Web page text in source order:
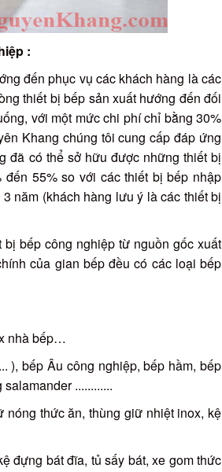
:
đến phục vụ các khách hàng là các
thiết bị bếp sản xuất hướng đến đối
với một mức chi phí chỉ bằng 30%
Khang chúng tôi cung cấp đáp ứng
đã có thể sở hữu được những thiết bị
55% so với các thiết bị bếp nhập
năm (khách hàng lưu ý là các thiết bị
bếp công nghiệp từ nguồn gốc xuất
của gian bếp đều có các loại bếp
nhà bếp…
), bếp Âu công nghiệp, bếp hầm, bếp
............
thức ăn, thùng giữ nhiệt inox, kệ
đựng bát đĩa, tủ sấy bát, xe gom thức